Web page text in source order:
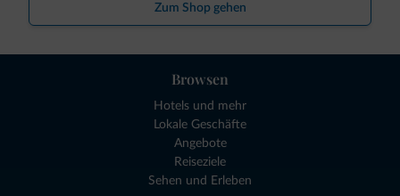
Zum Shop gehen
Browsen
Hotels und mehr
Lokale Geschäfte
Angebote
Reiseziele
Sehen und Erleben